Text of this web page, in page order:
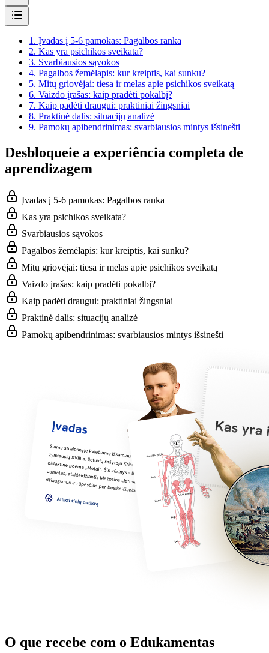
1. Įvadas į 5-6 pamokas: Pagalbos ranka
2. Kas yra psichikos sveikata?
3. Svarbiausios sąvokos
4. Pagalbos žemėlapis: kur kreiptis, kai sunku?
5. Mitų griovėjai: tiesa ir melas apie psichikos sveikatą
6. Vaizdo įrašas: kaip pradėti pokalbį?
7. Kaip padėti draugui: praktiniai žingsniai
8. Praktinė dalis: situacijų analizė
9. Pamokų apibendrinimas: svarbiausios mintys išsinešti
Desbloqueie a experiência completa de
aprendizagem
Įvadas į 5-6 pamokas: Pagalbos ranka
Kas yra psichikos sveikata?
Svarbiausios sąvokos
Pagalbos žemėlapis: kur kreiptis, kai sunku?
Mitų griovėjai: tiesa ir melas apie psichikos sveikatą
Vaizdo įrašas: kaip pradėti pokalbį?
Kaip padėti draugui: praktiniai žingsniai
Praktinė dalis: situacijų analizė
Pamokų apibendrinimas: svarbiausios mintys išsinešti
O que recebe com o Edukamentas